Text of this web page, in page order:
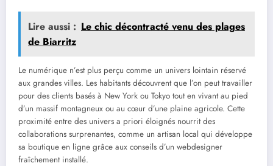
Lire aussi : Le chic décontracté venu des plages
de Biarritz
Le numérique n’est plus perçu comme un univers lointain réservé
aux grandes villes. Les habitants découvrent que l’on peut travailler
pour des clients basés à New York ou Tokyo tout en vivant au pied
d’un massif montagneux ou au cœur d’une plaine agricole. Cette
proximité entre des univers a priori éloignés nourrit des
collaborations surprenantes, comme un artisan local qui développe
sa boutique en ligne grâce aux conseils d’un webdesigner
fraîchement installé.